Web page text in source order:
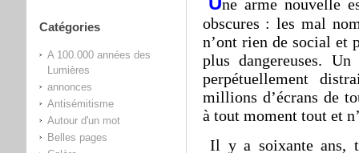
Catégories
A 100.000 années des
Lumières
annonces
Antisémitisme
Autour d'un mot
Belles pages
ne arme nouvelle
obscures : les mal
n’ont rien de social et
plus dangereuses.
perpétuellement
millions d’écrans de
à tout moment tout et
Il y a soixante ans,